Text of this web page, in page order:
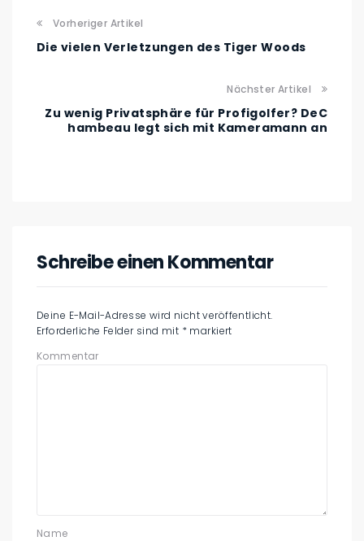
Vorheriger Artikel
Die vielen Verletzungen des Tiger Woods
Nächster Artikel
Zu wenig Privatsphäre für Profigolfer? DeC
hambeau legt sich mit Kameramann an
Schreibe einen Kommentar
Deine E-Mail-Adresse wird nicht veröffentlicht.
Erforderliche Felder sind mit * markiert
Kommentar
Name